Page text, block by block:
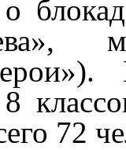
8
72